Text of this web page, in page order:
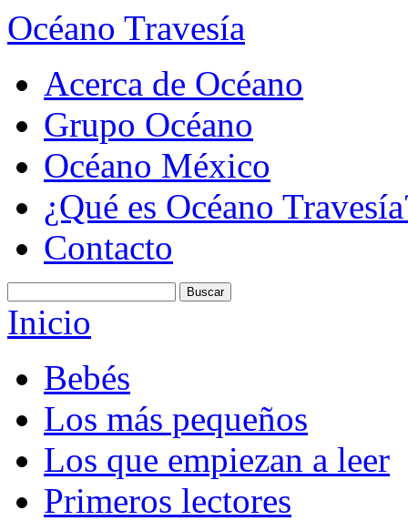
Océano Travesía
Acerca de Océano
Grupo Océano
Océano México
¿Qué es Océano
Contacto
Inicio
Bebés
Los más pequeños
Los que empiezan a leer
Primeros lectores